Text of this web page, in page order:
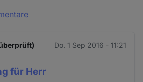
Do. 1 Sep 2016 - 11:21
für Herr